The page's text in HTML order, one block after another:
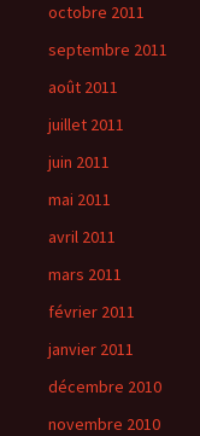
octobre 2011
septembre 2011
août 2011
juillet 2011
juin 2011
mai 2011
avril 2011
mars 2011
février 2011
janvier 2011
décembre 2010
novembre 2010